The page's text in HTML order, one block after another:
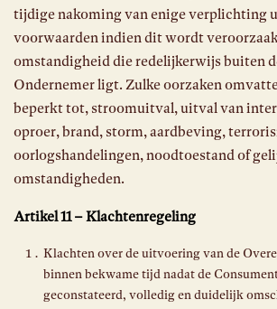
tijdige nakoming van enige verplichting
voorwaarden indien dit wordt
omstandigheid die redelijkerwijs buiten
Ondernemer ligt. Zulke oorzaken
beperkt tot, stroomuitval, uitval van
oproer, brand, storm, aardbeving,
oorlogshandelingen, noodtoestand of
omstandigheden.
Artikel 11 – Klachtenregeling
Klachten over de uitvoering van de
binnen bekwame tijd nadat de
geconstateerd, volledig en duidelijk